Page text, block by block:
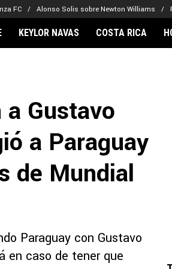
FC Alonso Solis sobre Newton Williams
Alajuelense
Comunicaciones
Olimpia
Noticias
Real Madrid
KEYLOR NAVAS COSTA RICA
Gustavo
a Paraguay
de Mundial
Paraguay con Gustavo
en caso de tener que